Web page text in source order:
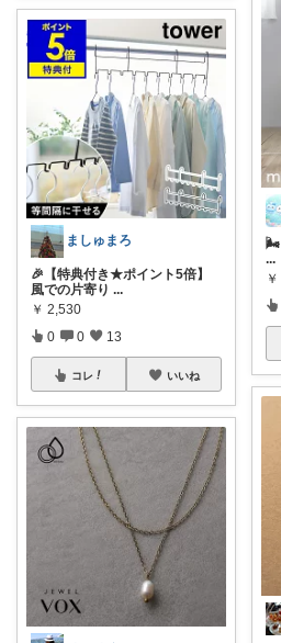
ましゅまろ
​🎉【特典付き★ポイント5倍】
風での片寄り ...
￥ 2,530
0 0 13
コレ いいね
🌬️
...
￥